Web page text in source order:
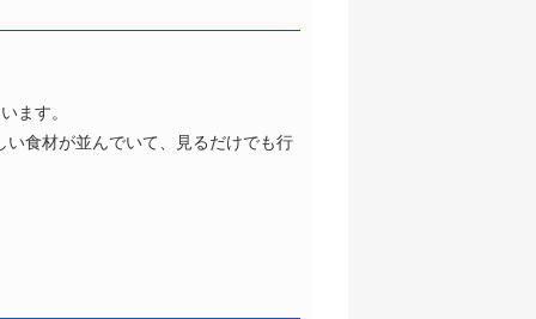
ます。
食材が並んでいて、見るだけでも行